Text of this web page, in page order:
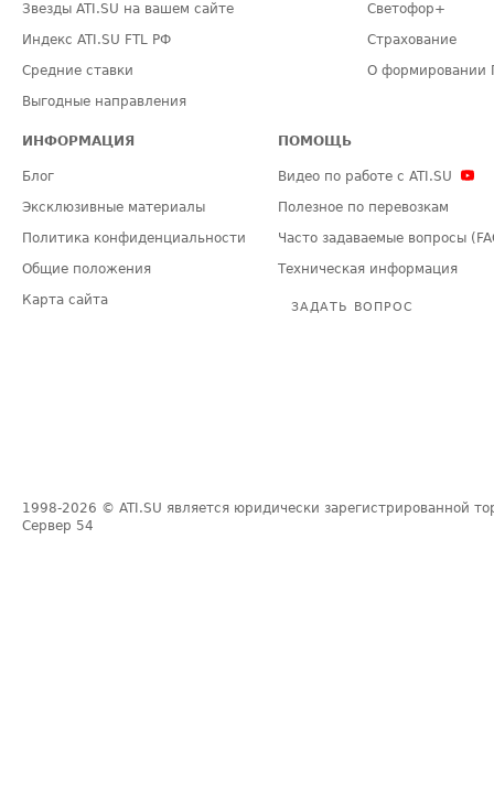
Звезды ATI.SU на вашем сайте
Индекс ATI.SU FTL РФ
Средние ставки
Выгодные направления
Светофор+
Страхование
О формировании
ИНФОРМАЦИЯ
Блог
Эксклюзивные материалы
Политика конфиденциальности
Общие положения
Карта сайта
ПОМОЩЬ
Видео по работе с ATI.SU
Полезное по перевозкам
Часто задаваемые вопросы
Техническая информация
ЗАДАТЬ ВОПРОС
1998-2026 © ATI.SU является юридически зарегистрированной
Сервер 54